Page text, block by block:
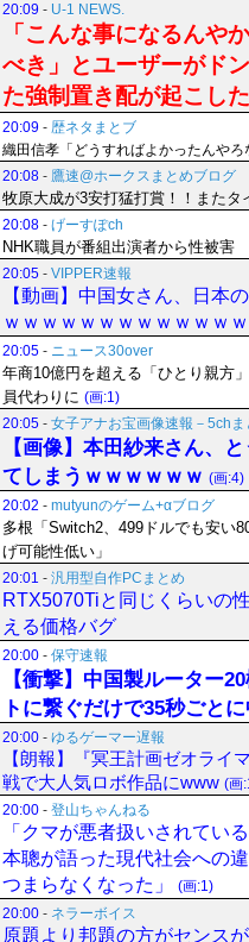
20:09 - U-1 NEWS.
「こんな事になるんや
べき」とユーザーがド
た強制置き配が起こし
20:09 - 歴ネタまとブ
織田信孝「どうすればよかったんやろ
20:08 - 鷹速@ホークスまとめブログ
牧原大成が3安打猛打賞！！またタ
20:08 - げーすぽch
NHK職員が番組出演者から性被害
20:05 - VIPPER速報
【動画】中国女さん、日本
ｗｗｗｗｗｗｗｗｗｗｗｗ
20:05 - ニュース30over
年商10億円を超える「ひとり親方
員代わりに (画:1)
20:05 - 女子アナお宝画像速報－5chま
【画像】本田紗来さん、
てしまうｗｗｗｗｗｗ (画:4)
20:02 - mutyunのゲーム+αブログ
多根「Switch2、499ドルでも安い
げ可能性低い」
20:01 - 汎用型自作PCまとめ
RTX5070Tiと同じくらいの
える価格バグ
20:00 - 保守速報
【衝撃】中国製ルーター
トに繋ぐだけで35秒ごと
20:00 - ゆるゲーマー遅報
【朗報】『冥王計画ゼオライ
戦で大人気ロボ作品にwww (画
20:00 - 登山ちゃんねる
「クマが悪者扱いされてい
本聰が語った現代社会への
つまらなくなった」
(画:1)
20:00 - ネラーボイス
原題より邦題の方がセンス